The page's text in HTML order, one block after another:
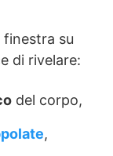
finestra su
di rivelare:
del corpo,
,